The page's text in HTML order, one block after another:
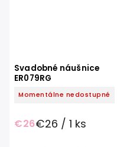
Svadobné náušnice
ER079RG
Momentálne nedostupné
€26€26 / 1 ks